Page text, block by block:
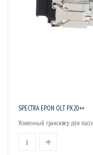
SPECTRA EPON OLT PX20++
Усиленный трансивер для